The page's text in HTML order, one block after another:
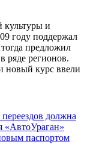
культуры и
году поддержал
предложил
ряде регионов.
новый курс ввели
должна
«АвтоУраган»
паспортом